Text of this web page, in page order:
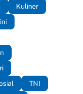
Kuliner
TNI